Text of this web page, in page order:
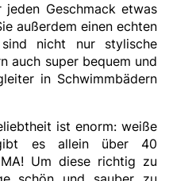
Geschmack etwas
außerdem einen echten
sind nicht nur stylische
auch super bequem und
in Schwimmbädern
ist enorm: weiße
es allein über 40
Um diese richtig zu